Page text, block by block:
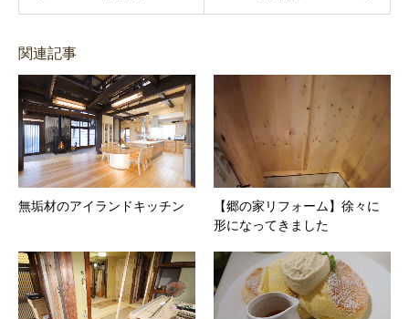
関連記事
無垢材のアイランドキッチン
【郷の家リフォーム】徐々に
形になってきました